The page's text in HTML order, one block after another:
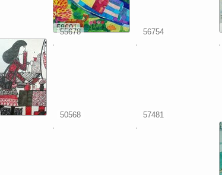
58691
55678 56754
50568 57481